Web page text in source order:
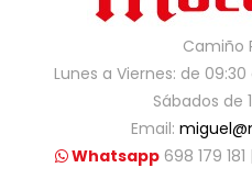
Camiño
Lunes a Viernes: de 09:30
Sábados de
Email:
Whatsapp698 179 181 |